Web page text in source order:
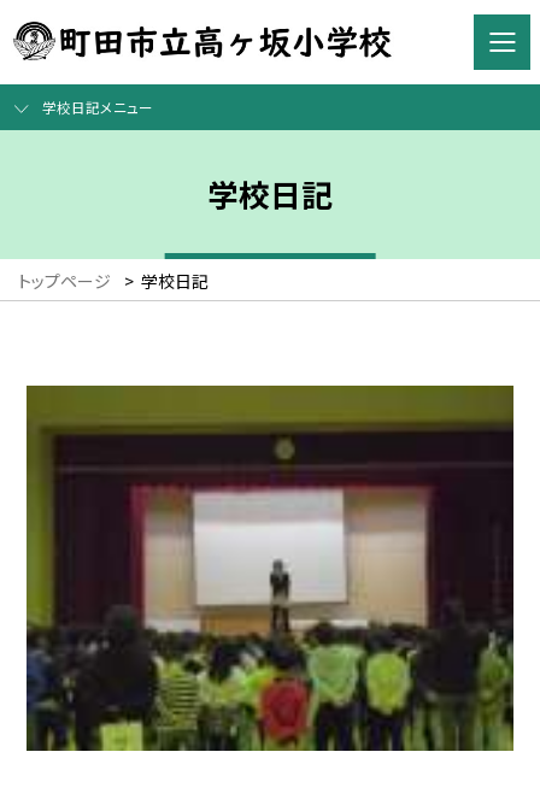
学校日記メニュー
学校日記
トップページ > 学校日記